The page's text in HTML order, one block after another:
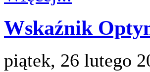
Wskaźnik
piątek, 26 lutego